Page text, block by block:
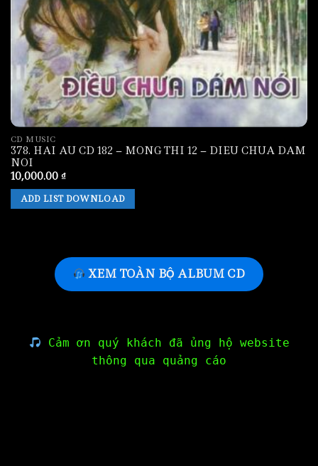
CD MUSIC
378. HAI AU CD 182 – MONG THI 12 – DIEU CHUA DAM
NOI
10,000.00 ₫
ADD LIST DOWNLOAD
XEM TOÀN BỘ ALBUM CD
Cảm ơn quý khách đã ủng hộ website
thông qua quảng cáo